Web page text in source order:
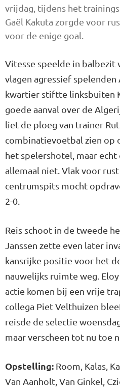
vrijdag, tijdens het
Gaël Kakuta zorgde voor
voor de enige goal.
Vitesse speelde in balbezit
vlagen agressief spelenden
kwartier stiftte linksbuiten
goede aanval over de
liet de ploeg van trainer
combinatievoetbal zien op
het spelershotel, maar
allemaal niet. Vlak voor
centrumspits mocht
2-0.
Reis schoot in de tweede
Janssen zette even later
kansrijke positie voor het
nauwelijks ruimte weg.
actie komen bij een vrije
collega Piet Velthuizen
reisde de selectie
maar verscheen tot nu toe
Opstelling: Room, Kalas,
Van Aanholt, Van Ginkel,